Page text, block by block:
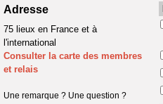
Adresse
75 lieux en France et à
l'international
Consulter la carte des membres
et relais
Une remarque ? Une question ?